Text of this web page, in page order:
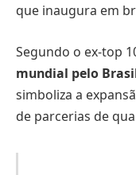
que inaugura em
Segundo o ex-top
mundial pelo
simboliza a
de parcerias de